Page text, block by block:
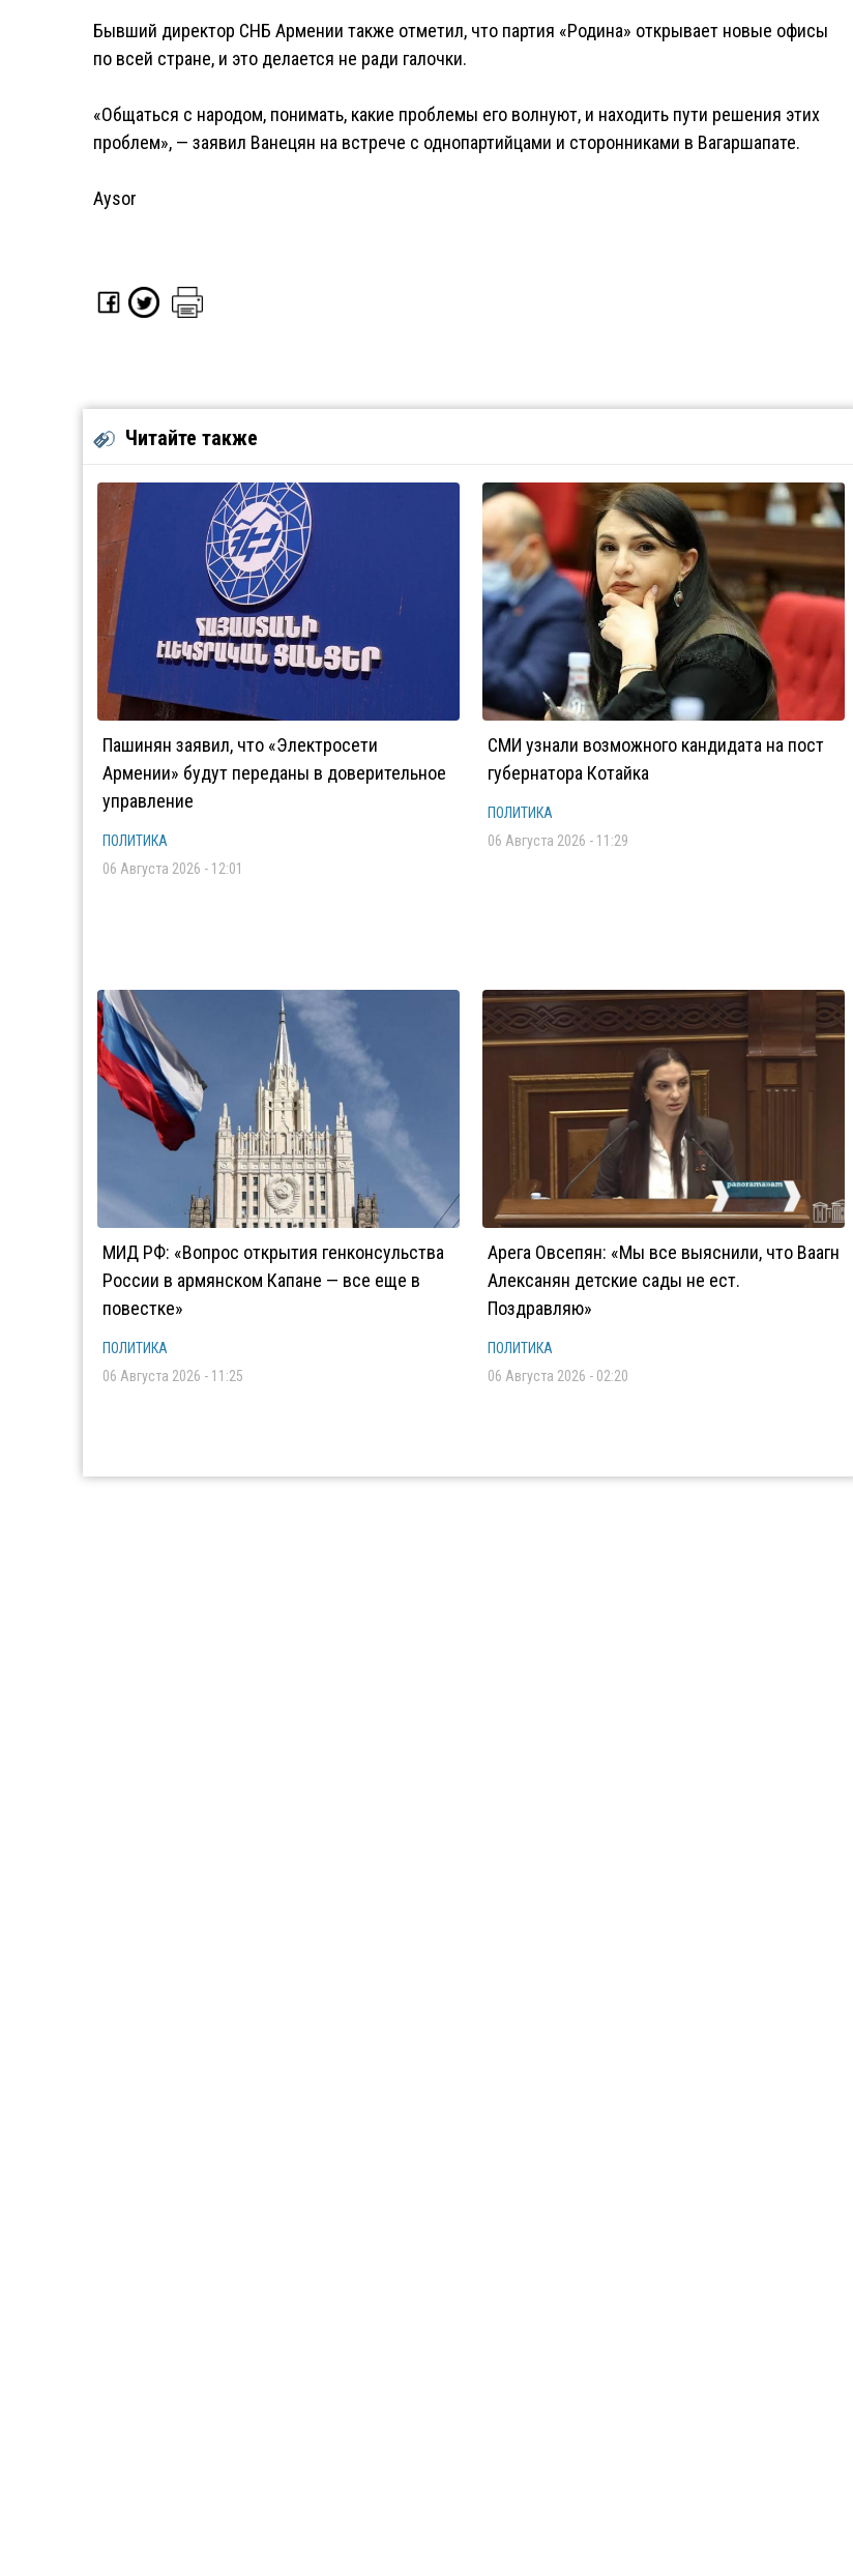
Бывший директор СНБ Армении также отметил, что партия «Родина» открывает новые офисы
по всей стране, и это делается не ради галочки.
«Общаться с народом, понимать, какие проблемы его волнуют, и находить пути решения этих
проблем», — заявил Ванецян на встрече с однопартийцами и сторонниками в Вагаршапате.
Aysor
Читайте также
Пашинян заявил, что «Электросети
Армении» будут переданы в доверительное
управление
ПОЛИТИКА
06 Августа 2026 - 12:01
СМИ узнали возможного кандидата на пост
губернатора Котайка
ПОЛИТИКА
06 Августа 2026 - 11:29
МИД РФ: «Вопрос открытия генконсульства
России в армянском Капане — все еще в
повестке»
ПОЛИТИКА
06 Августа 2026 - 11:25
Арега Овсепян: «Мы все выяснили, что Ваагн
Алексанян детские сады не ест.
Поздравляю»
ПОЛИТИКА
06 Августа 2026 - 02:20